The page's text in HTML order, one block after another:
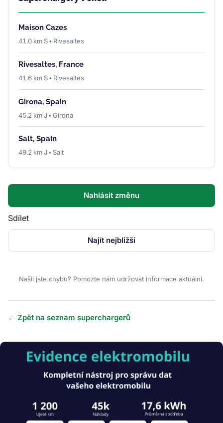
Maison Cazes
41.0 km S • Rivesaltes
Rivesaltes, France
41.6 km S • Rivesaltes
Girona, Spain
45.2 km J • Girona
Salt, Spain
49.2 km J • Salt
Nahlásit změnu
Sdílet
Najít nejbližší
Našli jste chybu? Pomozte nám udržovat informace aktuální.
← Zpět na seznam superchargerů
Obrázek